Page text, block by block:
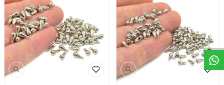
W
h
t
s
a
p
p
D
e
s
e
H
a
t
t